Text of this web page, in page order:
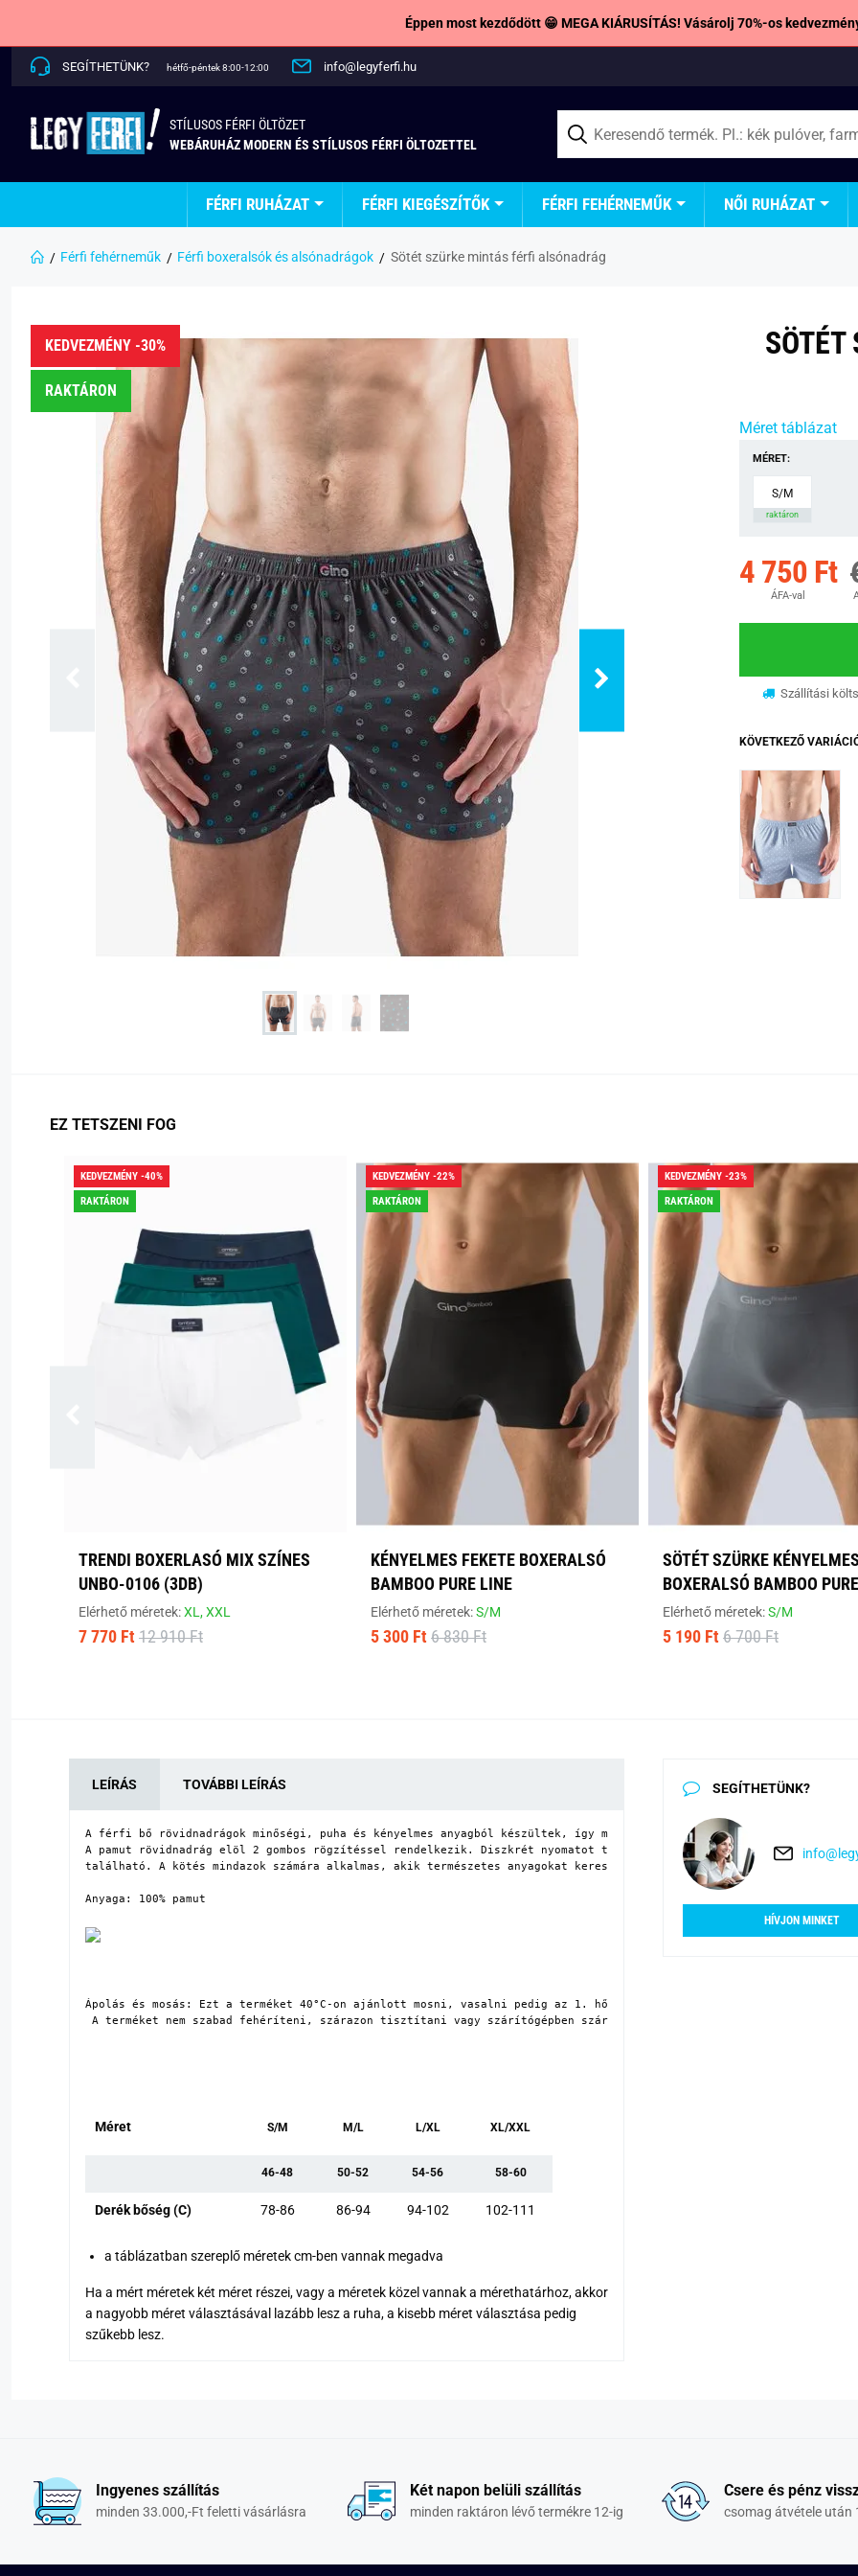
Éppen most kezdődött 😁 MEGA KIÁRUSÍTÁS! Vásárolj 70%-os
SEGÍTHETÜNK? hétfő-péntek 8:00-12:00 info@legyferfi.hu
STÍLUSOS FÉRFI ÖLTÖZET
WEBÁRUHÁZ MODERN ÉS STÍLUSOS FÉRFI ÖLTOZETTEL
FÉRFI RUHÁZAT FÉRFI KIEGÉSZÍTŐK FÉRFI FEHÉRNEMŰK NŐI RUHÁZAT
Férfi fehérneműk Férfi boxeralsók és alsónadrágok Sötét szürke mintás férfi alsónadrág
KEDVEZMÉNY -30%
RAKTÁRON
SÖTÉT
Méret táblázat
MÉRET:
S/M
raktáron
4 750 Ft
ÁFA-val
Szállítási
KÖVETKEZŐ
EZ TETSZENI FOG
KEDVEZMÉNY -40%
RAKTÁRON
TRENDI BOXERLASÓ MIX SZÍNES
UNBO-0106 (3DB)
Elérhető méretek:XL,XXL
7 770 Ft 12 910 Ft
KEDVEZMÉNY -22%
RAKTÁRON
KÉNYELMES FEKETE BOXERALSÓ
BAMBOO PURE LINE
Elérhető méretek:S/M
5 300 Ft 6 830 Ft
KEDVEZMÉNY -23%
RAKTÁRON
SÖTÉT SZÜRKE KÉNYELMES
BOXERALSÓ BAMBOO
Elérhető méretek:S/M
5 190 Ft 6 700 Ft
LEÍRÁS TOVÁBBI LEÍRÁS
A férfi bő rövidnadrágok minőségi, puha és kényelmes anyagból készültek, így mindennapi viseletre is alkalmasak.
A pamut rövidnadrág elöl 2 gombos rögzítéssel rendelkezik. Diszkrét nyomatot tartalmaz, amely a modell teljes
található. A kötés mindazok számára alkalmas, akik természetes anyagokat keresnek.
Anyaga: 100% pamut
Ápolás és mosás: Ezt a terméket 40°C-on ajánlott mosni, vasalni pedig az 1. hőmérsékleti fokozaton.
A terméket nem szabad fehéríteni, szárazon tisztítani vagy szárítógépben szárítani.
Méret S/M M/L L/XL XL/XXL
46-48 50-52 54-56 58-60
Derék bőség (C) 78-86 86-94 94-102 102-111
a táblázatban szereplő méretek cm-ben vannak megadva
Ha a mért méretek két méret részei, vagy a méretek közel vannak a mérethatárhoz, akkor
a nagyobb méret választásával lazább lesz a ruha, a kisebb méret választása pedig
szűkebb lesz.
SEGÍTHETÜNK?
HÍVJON MINKET
Ingyenes szállítás
minden 33.000,-Ft feletti vásárlásra
Két napon belüli szállítás
minden raktáron lévő termékre 12-ig
Csere és pénz
csomag átvétele után